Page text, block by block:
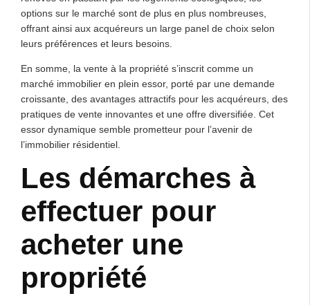
options sur le marché sont de plus en plus nombreuses,
offrant ainsi aux acquéreurs un large panel de choix selon
leurs préférences et leurs besoins.
En somme, la vente à la propriété s’inscrit comme un
marché immobilier en plein essor, porté par une demande
croissante, des avantages attractifs pour les acquéreurs, des
pratiques de vente innovantes et une offre diversifiée. Cet
essor dynamique semble prometteur pour l’avenir de
l’immobilier résidentiel.
Les démarches à
effectuer pour
acheter une
propriété